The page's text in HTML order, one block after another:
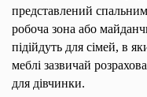
представлений
робоча зона або
підійдуть для сімей, в
меблі зазвичай
для дівчинки.